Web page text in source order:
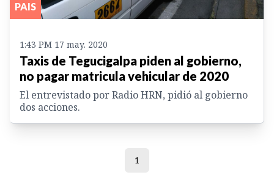
PAIS
1:43 PM 17 may. 2020
Taxis de Tegucigalpa piden al gobierno,
no pagar matricula vehicular de 2020
El entrevistado por Radio HRN, pidió al gobierno
dos acciones.
1